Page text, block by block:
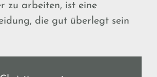
zu arbeiten, ist eine
die gut überlegt sein